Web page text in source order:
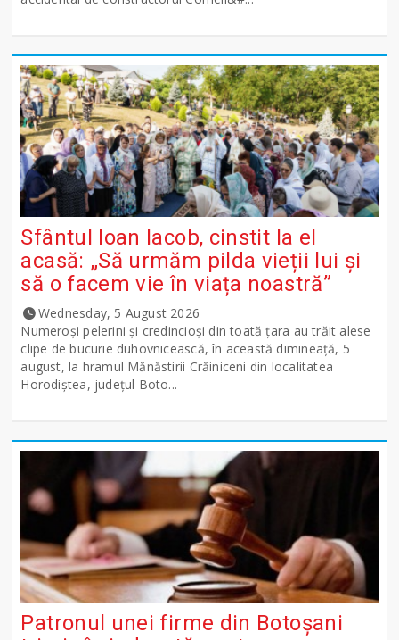
Sfântul Ioan Iacob, cinstit la el
acasă: „Să urmăm pilda vieții lui și
să o facem vie în viața noastră”
Wednesday, 5 August 2026
Numeroși pelerini și credincioși din toată țara au trăit alese
clipe de bucurie duhovnicească, în această dimineață, 5
august, la hramul Mănăstirii Crăiniceni din localitatea
Horodiștea, județul Boto...
Patronul unei firme din Botoșani